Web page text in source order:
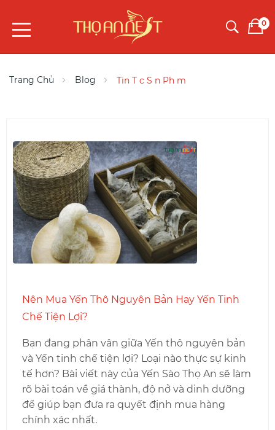
0
Trang Chủ Blog Tin T c S n Ph m
Nên Mua Yến Thô Nguyên Bản Hay Yến Tinh
Chế Tiện Lợi?
Bạn đang phân vân giữa Yến thô nguyên bản
và Yến tinh chế tiện lợi? Loại nào thực sự kinh
tế hơn? Bài viết này của Yến Sào Thọ An sẽ làm
rõ bài toán về giá thành, độ nở và dinh dưỡng
để giúp bạn đưa ra quyết định mua hàng
chính xác nhất.